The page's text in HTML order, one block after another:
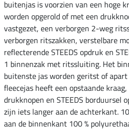
buitenjas is voorzien van een hoge
worden opgerold of met een
vastgezet, een verborgen 2-weg
verborgen ritszakken, verstelbare
reflecterende STEEDS opdruk en
1 binnenzak met ritssluiting. Het
buitenste jas worden geritst of
fleecejas heeft een opstaande
drukknopen en STEEDS borduursel
zijn iets langer aan de achterkant.
aan de binnenkant 100 %